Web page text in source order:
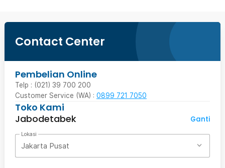
Contact Center
Pembelian Online
Telp : (021) 39 700 200
Customer Service (WA) : 0899 721 7050
Toko Kami
Jabodetabek
Ganti
Lokasi
Jakarta Pusat